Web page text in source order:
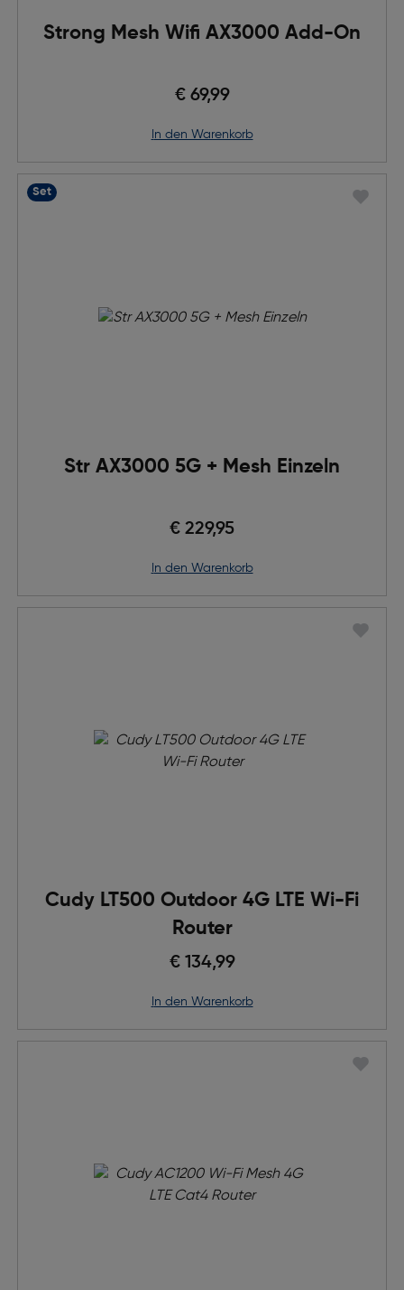
Strong Mesh Wifi AX3000 Add-On
€ 69,99
in den Warenkorb
Str AX3000 5G + Mesh Einzeln
€ 229,95
in den Warenkorb
Set
Cudy LT500 Outdoor 4G LTE Wi-Fi
Router
€ 134,99
in den Warenkorb